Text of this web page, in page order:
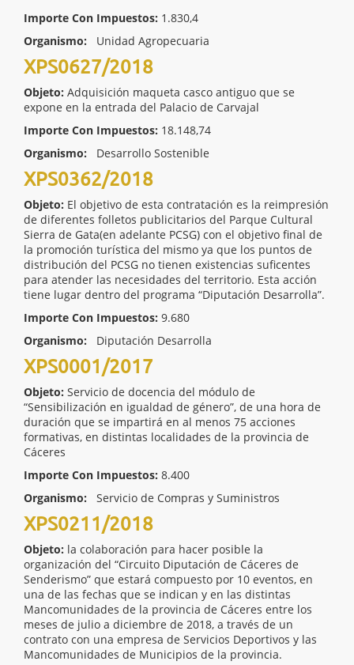
Importe Con Impuestos: 1.830,4
Organismo:
Unidad Agropecuaria
XPS0627/2018
Objeto: Adquisición maqueta casco antiguo que se
expone en la entrada del Palacio de Carvajal
Importe Con Impuestos: 18.148,74
Organismo:
Desarrollo Sostenible
XPS0362/2018
Objeto: El objetivo de esta contratación es la reimpresión
de diferentes folletos publicitarios del Parque Cultural
Sierra de Gata(en adelante PCSG) con el objetivo final de
la promoción turística del mismo ya que los puntos de
distribución del PCSG no tienen existencias suficentes
para atender las necesidades del territorio. Esta acción
tiene lugar dentro del programa “Diputación Desarrolla”.
Importe Con Impuestos: 9.680
Organismo:
Diputación Desarrolla
XPS0001/2017
Objeto: Servicio de docencia del módulo de
“Sensibilización en igualdad de género”, de una hora de
duración que se impartirá en al menos 75 acciones
formativas, en distintas localidades de la provincia de
Cáceres
Importe Con Impuestos: 8.400
Organismo:
Servicio de Compras y Suministros
XPS0211/2018
Objeto: la colaboración para hacer posible la
organización del “Circuito Diputación de Cáceres de
Senderismo” que estará compuesto por 10 eventos, en
una de las fechas que se indican y en las distintas
Mancomunidades de la provincia de Cáceres entre los
meses de julio a diciembre de 2018, a través de un
contrato con una empresa de Servicios Deportivos y las
Mancomunidades de Municipios de la provincia.